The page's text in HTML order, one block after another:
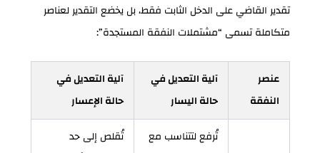
تقدير القاضي على الدخل الثابت فقط، بل يخضع التقدير لعناصر
متكاملة تسمى “مشتملات النفقة المستجدة”:
عنصر
النفقة
آلية التعديل في
حالة اليسار
آلية التعديل في
حالة الإعسار
تُرفع لتتناسب مع
تُقلص إلى حد